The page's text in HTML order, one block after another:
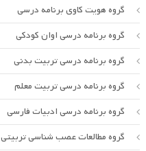
گروه هویت کاوی برنامه درسی
گروه برنامه درسی اوان کودکی
گروه برنامه درسی تربیت بدنی
گروه برنامه درسی تربیت معلم
گروه برنامه درسی ادبیات فارسی
گروه مطالعات عصب شناسی تربیتی